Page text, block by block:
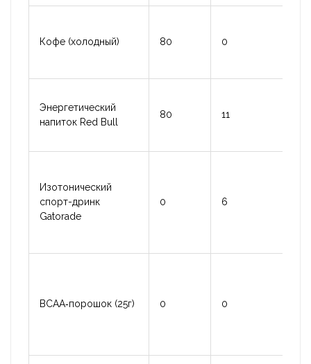
Кофе (холодный) 80 0
Энергетический
напиток Red Bull
80 11
Изотонический
спорт-дринк
Gatorade
0 6
BCAA‑порошок (25г) 0 0